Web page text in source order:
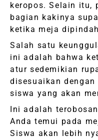
keropos. Selain itu,
bagian kakinya
ketika meja
Salah satu
ini adalah bahwa
atur sedemikian
disesuaikan
siswa yang akan
Ini adalah
Anda temui pada
Siswa akan lebih